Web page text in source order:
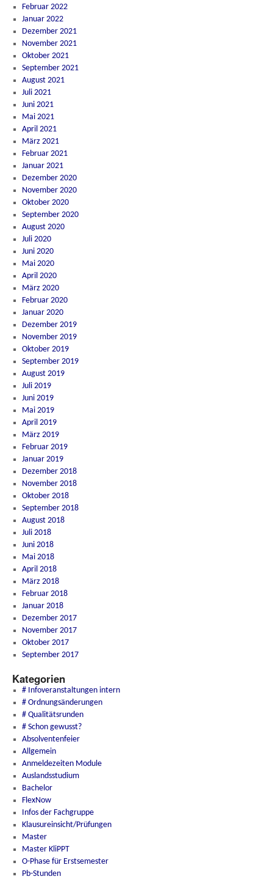
Februar 2022
Januar 2022
Dezember 2021
November 2021
Oktober 2021
September 2021
August 2021
Juli 2021
Juni 2021
Mai 2021
April 2021
März 2021
Februar 2021
Januar 2021
Dezember 2020
November 2020
Oktober 2020
September 2020
August 2020
Juli 2020
Juni 2020
Mai 2020
April 2020
März 2020
Februar 2020
Januar 2020
Dezember 2019
November 2019
Oktober 2019
September 2019
August 2019
Juli 2019
Juni 2019
Mai 2019
April 2019
März 2019
Februar 2019
Januar 2019
Dezember 2018
November 2018
Oktober 2018
September 2018
August 2018
Juli 2018
Juni 2018
Mai 2018
April 2018
März 2018
Februar 2018
Januar 2018
Dezember 2017
November 2017
Oktober 2017
September 2017
Kategorien
# Infoveranstaltungen intern
# Ordnungsänderungen
# Qualitätsrunden
# Schon gewusst?
Absolventenfeier
Allgemein
Anmeldezeiten Module
Auslandsstudium
Bachelor
FlexNow
Infos der Fachgruppe
Klausureinsicht/Prüfungen
Master
Master KliPPT
O-Phase für Erstsemester
Pb-Stunden